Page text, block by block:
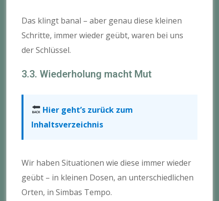
Das klingt banal – aber genau diese kleinen
Schritte, immer wieder geübt, waren bei uns
der Schlüssel.
3.3. Wiederholung macht Mut
Hier geht’s zurück zum
Inhaltsverzeichnis
Wir haben Situationen wie diese immer wieder
geübt – in kleinen Dosen, an unterschiedlichen
Orten, in Simbas Tempo.